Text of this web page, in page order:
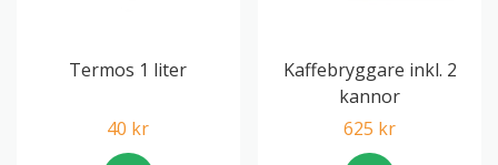
Termos 1 liter
40 kr
Kaffebryggare inkl. 2
kannor
625 kr